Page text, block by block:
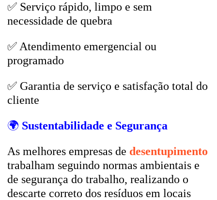
✅ Serviço rápido, limpo e sem
necessidade de quebra
✅ Atendimento emergencial ou
programado
✅ Garantia de serviço e satisfação total do
cliente
🌍 Sustentabilidade e Segurança
As melhores empresas de desentupimento
trabalham seguindo normas ambientais e
de segurança do trabalho, realizando o
descarte correto dos resíduos em locais